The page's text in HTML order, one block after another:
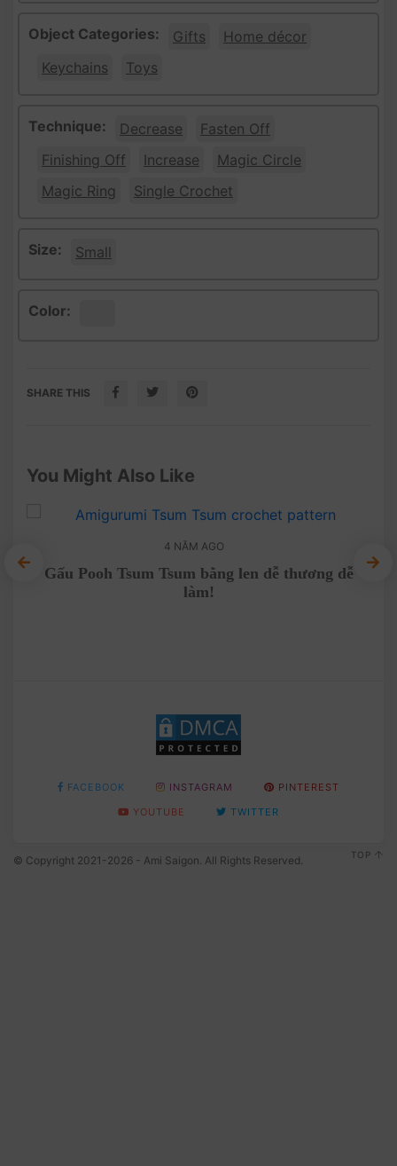
Object Categories: Gifts
Home décor
Keychains
Toys
Technique: Decrease
Fasten Off
Finishing Off
Increase
Magic Circle
Magic Ring
Single Crochet
Size: Small
Color:
SHARE THIS
You Might Also Like
4 NĂM AGO
Gấu Pooh Tsum Tsum bằng len dễ thương dễ
làm!
FACEBOOK INSTAGRAM
PINTEREST
YOUTUBE
TWITTER
© Copyright 2021-2026 - Ami Saigon. All Rights Reserved. TOP